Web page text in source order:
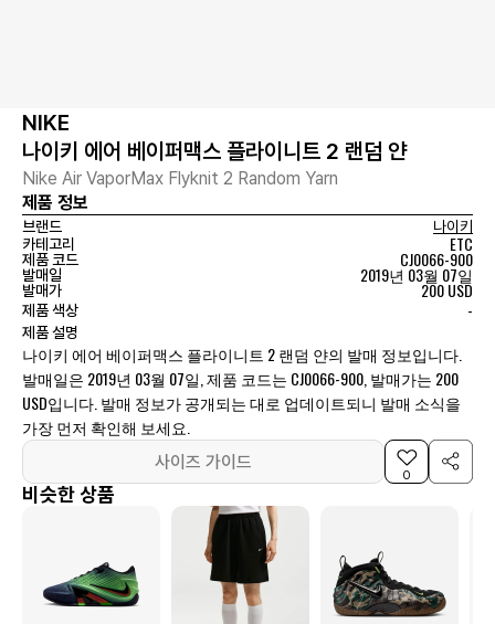
NIKE
나이키 에어 베이퍼맥스 플라이니트 2 랜덤 얀
Nike Air VaporMax Flyknit 2 Random Yarn
제품 정보
브랜드
나이키
카테고리
ETC
제품 코드 CJ0066-900
발매일 2019년 03월 07일
발매가 200 USD
제품 색상 -
제품 설명
나이키 에어 베이퍼맥스 플라이니트 2 랜덤 얀의 발매 정보입니다.
발매일은 2019년 03월 07일, 제품 코드는 CJ0066-900, 발매가는 200
USD입니다. 발매 정보가 공개되는 대로 업데이트되니 발매 소식을
가장 먼저 확인해 보세요.
사이즈 가이드
0
비슷한 상품